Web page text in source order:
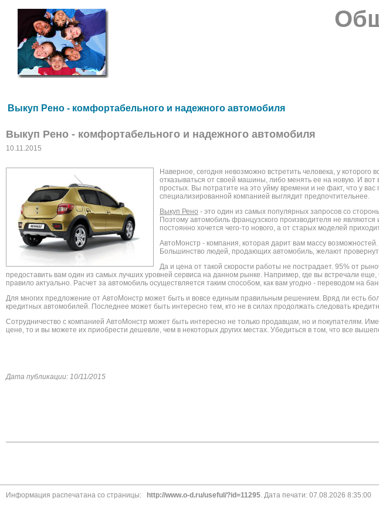
Выкуп Рено - комфортабельного и надежного автомобиля
Выкуп Рено - комфортабельного и надежного автомобиля
10.11.2015
Наверное, сегодня невозможно встретить человека, у
отказываться от своей машины, либо менять ее на новую. И вот
простых. Вы потратите на это уйму времени и не факт, что у
специализированной компанией выглядит предпочтительнее.
Выкуп Рено - это один из самых популярных запросов со
Поэтому автомобиль французского производителя не
постоянно хочется чего-то нового, а от старых моделей
АвтоМонстр - компания, которая дарит вам массу
Большинство людей, продающих автомобиль, желают
Да и цена от такой скорости работы не пострадает. 95% от
предоставить вам один из самых лучших уровней сервиса на данном рынке. Например, где вы встречали
правило актуально. Расчет за автомобиль осуществляется таким способом, как вам угодно - переводом на
Для многих предложение от АвтоМонстр может быть и вовсе единым правильным решением. Вряд ли есть
кредитных автомобилей. Последнее может быть интересно тем, кто не в силах продолжать следовать
Сотрудничество с компанией АвтоМонстр может быть интересно не только продавцам, но и покупателям.
цене, то и вы можете их приобрести дешевле, чем в некоторых других местах. Убедиться в том, что все
Дата публикации: 10/11/2015
Информация распечатана со страницы: http://www.o-d.ru/useful/?id=11295. Дата печати: 07.08.2026 8:35:00